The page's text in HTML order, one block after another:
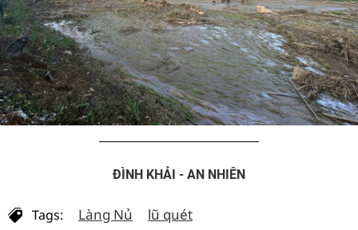
ĐÌNH KHẢI - AN NHIÊN
Tags: Làng Nủ
lũ quét